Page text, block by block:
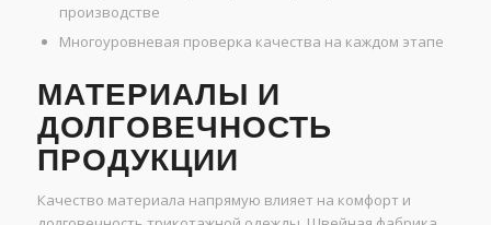
производстве
Многоуровневая проверка качества на каждом этапе
МАТЕРИАЛЫ И
ДОЛГОВЕЧНОСТЬ
ПРОДУКЦИИ
Качество материала напрямую влияет на комфорт и